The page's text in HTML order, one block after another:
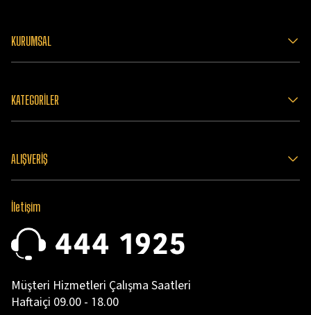
KURUMSAL
KATEGORİLER
ALIŞVERİŞ
İletişim
Müşteri Hizmetleri Çalışma Saatleri
Haftaiçi 09.00 - 18.00